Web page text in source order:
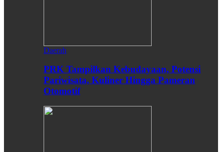
Daerah
PRK Tampilkan Kebudayaan, Potensi
Pariwisata, Kuliner Hingga Pameran
Otomotif